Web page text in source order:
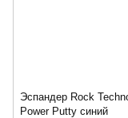
Эспандер Rock
Power Putty синий